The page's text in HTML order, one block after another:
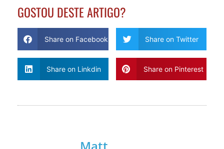
GOSTOU DESTE ARTIGO?
Share on Facebook Share on Twitter
Share on Linkdin Share on Pinterest
Matt